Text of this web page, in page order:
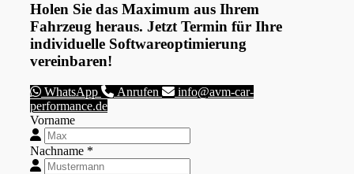
Holen Sie das Maximum aus Ihrem
Fahrzeug heraus. Jetzt Termin für Ihre
individuelle Softwareoptimierung
vereinbaren!
WhatsApp Anrufen
info@avm-car-
performance.de
Vorname
Nachname *